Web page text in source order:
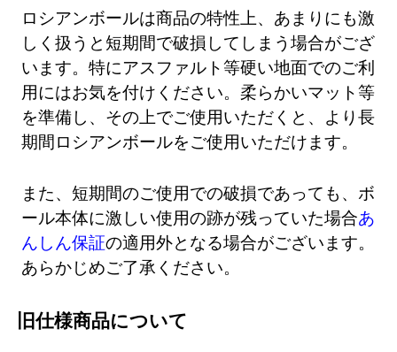
ロシアンボールは商品の特性上、あまりにも激
しく扱うと短期間で破損してしまう場合がござ
います。特にアスファルト等硬い地面でのご利
用にはお気を付けください。柔らかいマット等
を準備し、その上でご使用いただくと、より長
期間ロシアンボールをご使用いただけます。
また、短期間のご使用での破損であっても、ボ
ール本体に激しい使用の跡が残っていた場合あ
んしん保証の適用外となる場合がございます。
あらかじめご了承ください。
旧仕様商品について